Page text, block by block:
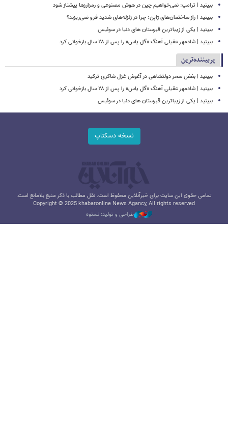
ببینید | ترامپ: نمی‌خواهیم چین در هوش مصنوعی و رمزارزها پیشتاز شود
ببینید | راز ساختمان‌های ژاپن؛ چرا در زلزله‌های شدید فرو نمی‌ریزند؟
ببینید | یکی از زیباترین قبرستان های دنیا در سوئیس
ببینید | شادمهر عقیلی آهنگ «گل یاس» را پس از ۲۸ سال بازخوانی کرد
پربیننده‌ترین
ببینید | بغض سحر دولتشاهی در آغوش غزل شاکری ترکید
ببینید | شادمهر عقیلی آهنگ «گل یاس» را پس از ۲۸ سال بازخوانی کرد
ببینید | یکی از زیباترین قبرستان های دنیا در سوئیس
نسخه دسکتاپ
تمامی حقوق این سایت برای خبرآنلاین محفوظ است. نقل مطالب با ذکر منبع بلامانع است.
Copyright © 2025 khabaronline News Agancy, All rights reserved
طراحی و تولید: نستوه